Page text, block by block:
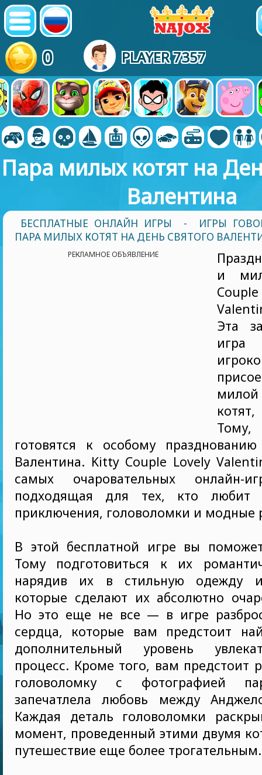
0 PLAYER 7357
Пара милых котят на
Валентина
БЕСПЛАТНЫЕ ОНЛАЙН ИГРЫ -
ИГРЫ
ПАРА МИЛЫХ КОТЯТ НА ДЕНЬ СВЯТОГО
РЕКЛАМНОЕ ОБЪЯВЛЕНИЕ
и
Эта
игра
готовятся к особому
Валентина. Kitty Couple Lovely
самых очаровательных онлайн-
подходящая для тех, кто любит
приключения, головоломки и модные
В этой бесплатной игре вы
Тому подготовиться к их
нарядив их в стильную одежду и
которые сделают их абсолютно
Но это еще не все — в игре
сердца, которые вам предстоит
дополнительный уровень
процесс. Кроме того, вам предстоит
головоломку с фотографией
запечатлела любовь между
Каждая деталь головоломки
момент, проведенный этими двумя
путешествие еще более трогательным.